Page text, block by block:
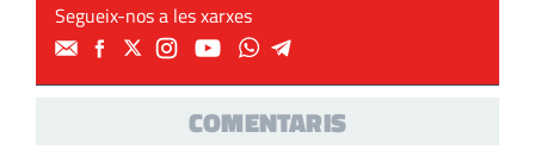
Segueix-nos a les xarxes
COMENTARIS